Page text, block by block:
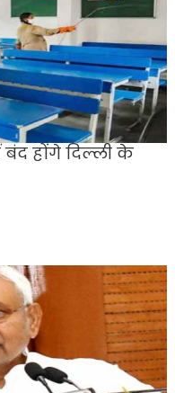
बंद होंगे दिल्ली के